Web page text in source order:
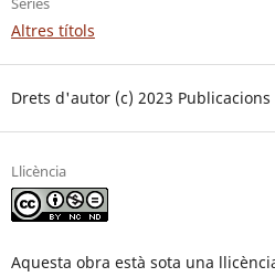
Altres títols
Drets d'autor (c) 2023 Publicacions
Llicència
Aquesta obra està sota una